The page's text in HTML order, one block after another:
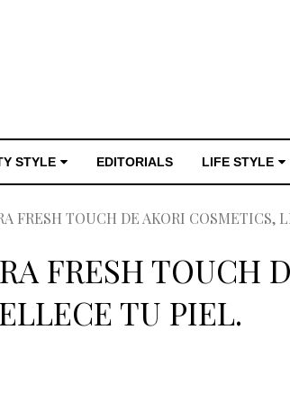
STYLE EDITORIALS LIFE STYLE
FRESH TOUCH DE AKORI COSMETICS,
FRESH TOUCH
TU PIEL.